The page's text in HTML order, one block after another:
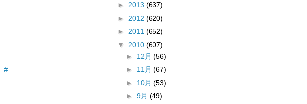
#
► 2013 (637)
► 2012 (620)
► 2011 (652)
▼ 2010 (607)
► 12月 (56)
► 11月 (67)
► 10月 (53)
► 9月 (49)